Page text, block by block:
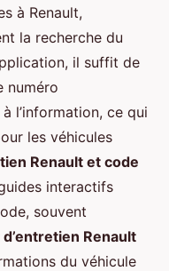
à Renault,
la recherche du
il suffit de
numéro
l’information, ce qui
les véhicules
Renault et code
interactifs
souvent
Renault
du véhicule